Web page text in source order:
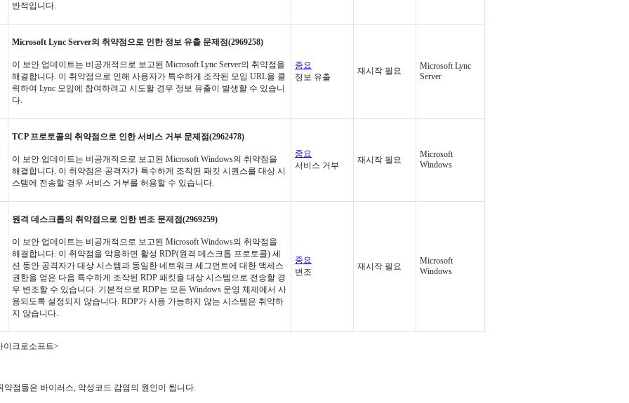
반적입니다.
Microsoft Lync Server의 취약점으로 인한 정보 유출 문제점(2969258)
이 보안 업데이트는 비공개적으로 보고된 Microsoft Lync Server의 취약점을
해결합니다. 이 취약점으로 인해 사용자가 특수하게 조작된 모임 URL을 클
릭하여 Lync 모임에 참여하려고 시도할 경우 정보 유출이 발생할 수 있습니
다.
중요
정보 유출
재시작 필요
Microsoft Lync
Server
TCP 프로토콜의 취약점으로 인한 서비스 거부 문제점(2962478)
이 보안 업데이트는 비공개적으로 보고된 Microsoft Windows의 취약점을
해결합니다. 이 취약점은 공격자가 특수하게 조작된 패킷 시퀀스를 대상 시
스템에 전송할 경우 서비스 거부를 허용할 수 있습니다.
중요
서비스 거부
재시작 필요
Microsoft
Windows
원격 데스크톱의 취약점으로 인한 변조 문제점(2969259)
이 보안 업데이트는 비공개적으로 보고된 Microsoft Windows의 취약점을
해결합니다. 이 취약점을 악용하면 활성 RDP(원격 데스크톱 프로토콜) 세
션 동안 공격자가 대상 시스템과 동일한 네트워크 세그먼트에 대한 액세스
권한을 얻은 다음 특수하게 조작된 RDP 패킷을 대상 시스템으로 전송할 경
우 변조할 수 있습니다. 기본적으로 RDP는 모든 Windows 운영 체제에서 사
용되도록 설정되지 않습니다. RDP가 사용 가능하지 않는 시스템은 취약하
지 않습니다.
중요
변조
재시작 필요
Microsoft
Windows
이크로소프트>
약점들은 바이러스, 악성코드 감염의 원인이 됩니다.